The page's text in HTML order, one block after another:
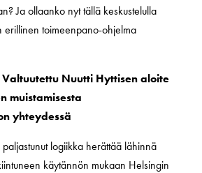
Ja ollaanko nyt tällä keskustelulla
erillinen toimeenpano-ohjelma
Nuutti Hyttisen aloite
muistamisesta
yhteydessä
logiikka herättää lähinnä
käytännön mukaan Helsingin